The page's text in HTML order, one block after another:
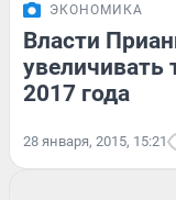
ЭКОНОМИКА
Власти
увеличивать
2017 года
28 января, 2015, 15:21